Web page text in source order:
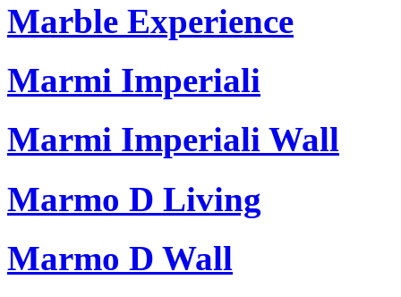
Marble Experience
Marmi Imperiali
Marmi Imperiali Wall
Marmo D Living
Marmo D Wall